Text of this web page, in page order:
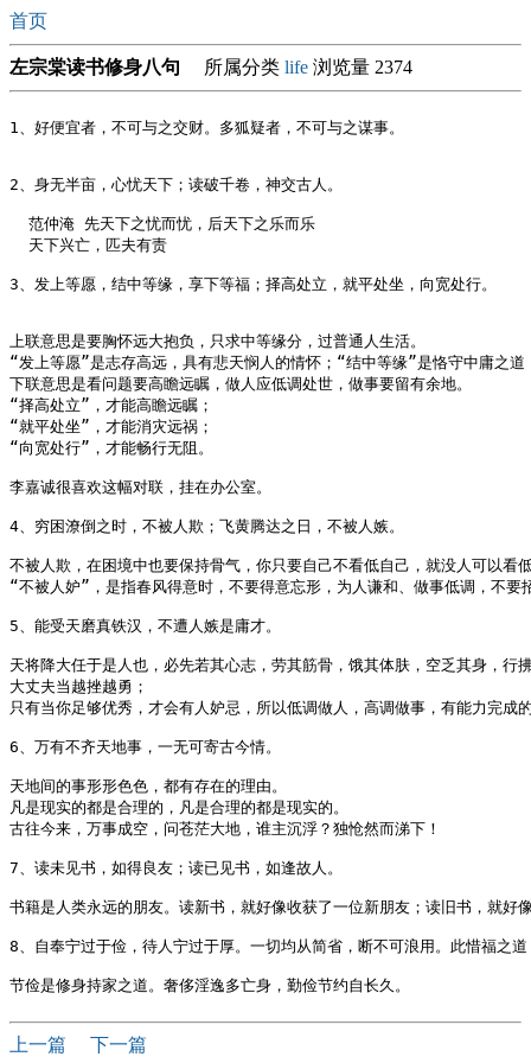
首页
左宗棠读书修身八句 所属分类 life 浏览量 2374
1、好便宜者，不可与之交财。多狐疑者，不可与之谋事。
2、身无半亩，心忧天下；读破千卷，神交古人。
  范仲淹 先天下之忧而忧，后天下之乐而乐
  天下兴亡，匹夫有责
3、发上等愿，结中等缘，享下等福；择高处立，就平处坐，向宽处行。
上联意思是要胸怀远大抱负，只求中等缘分，过普通人生活。
“发上等愿”是志存高远，具有悲天悯人的情怀；“结中等缘”是恪守中庸之
下联意思是看问题要高瞻远瞩，做人应低调处世，做事要留有余地。
“择高处立”，才能高瞻远瞩；
“就平处坐”，才能消灾远祸；
“向宽处行”，才能畅行无阻。
李嘉诚很喜欢这幅对联，挂在办公室。
4、穷困潦倒之时，不被人欺；飞黄腾达之日，不被人嫉。
不被人欺，在困境中也要保持骨气，你只要自己不看低自己，就没人可以看
“不被人妒”，是指春风得意时，不要得意忘形，为人谦和、做事低调，不要
5、能受天磨真铁汉，不遭人嫉是庸才。
天将降大任于是人也，必先若其心志，劳其筋骨，饿其体肤，空乏其身，行
大丈夫当越挫越勇；
只有当你足够优秀，才会有人妒忌，所以低调做人，高调做事，有能力完成
6、万有不齐天地事，一无可寄古今情。
天地间的事形形色色，都有存在的理由。
凡是现实的都是合理的，凡是合理的都是现实的。
古往今来，万事成空，问苍茫大地，谁主沉浮？独怆然而涕下！
7、读未见书，如得良友；读已见书，如逢故人。
书籍是人类永远的朋友。读新书，就好像收获了一位新朋友；读旧书，就好
8、自奉宁过于俭，待人宁过于厚。一切均从简省，断不可浪用。此惜福之
上一篇 下一篇